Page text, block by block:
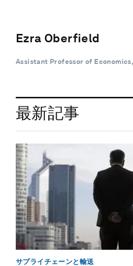
Ezra Oberfield
Assistant Professor of
最新記事
サプライチェーンと輸送